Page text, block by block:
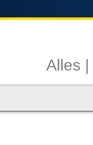
Alles |